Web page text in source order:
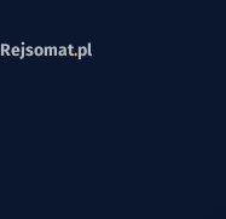
Rejsomat.pl